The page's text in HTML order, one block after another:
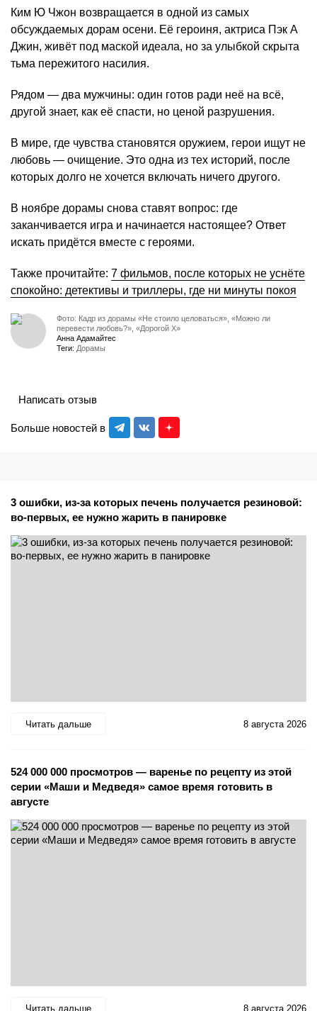
Ким Ю Чжон возвращается в одной из самых
обсуждаемых дорам осени. Её героиня, актриса Пэк А
Джин, живёт под маской идеала, но за улыбкой скрыта
тьма пережитого насилия.
Рядом — два мужчины: один готов ради неё на всё,
другой знает, как её спасти, но ценой разрушения.
В мире, где чувства становятся оружием, герои ищут не
любовь — очищение. Это одна из тех историй, после
которых долго не хочется включать ничего другого.
В ноябре дорамы снова ставят вопрос: где
заканчивается игра и начинается настоящее? Ответ
искать придётся вместе с героями.
Также прочитайте: 7 фильмов, после которых не уснёте
спокойно: детективы и триллеры, где ни минуты покоя
Фото: Кадр из дорамы «Не стоило целоваться», «Можно ли
перевести любовь?», «Дорогой Х»
Анна Адамайтес
Теги: Дорамы
Больше новостей в
Написать отзыв
3 ошибки, из-за которых печень получается резиновой:
во-первых, ее нужно жарить в панировке
Читать дальше 8 августа 2026
524 000 000 просмотров — варенье по рецепту из этой
серии «Маши и Медведя» самое время готовить в
августе
Читать дальше 8 августа 2026